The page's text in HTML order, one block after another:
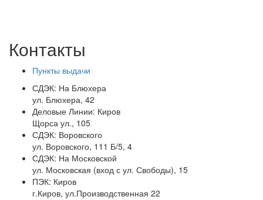
Контакты
Пункты выдачи
СДЭК: На Блюхера
ул. Блюхера, 42
Деловые Линии: Киров
Щорса ул., 105
СДЭК: Воровского
ул. Воровского, 111 Б/5, 4
СДЭК: На Московской
ул. Московская (вход с ул. Свободы), 15
ПЭК: Киров
г.Киров, ул.Производственная 22